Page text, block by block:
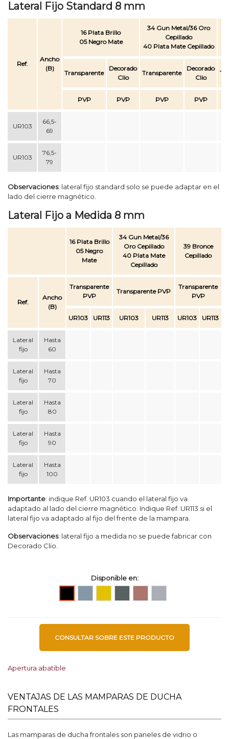
Lateral Fijo Standard 8 mm
Ref.
Ancho
(B)
16 Plata Brillo
05 Negro Mate
34 Gun Metal/36 Oro
Cepillado
40 Plata Mate Cepillado
Transparente
Decorado
Clio
Transparente
Decorado
Clio
PVP PVP PVP PVP
UR103
66,5-
69
UR103
76,5-
79
Observaciones: lateral fijo standard solo se puede adaptar en el
lado del cierre magnético.
Lateral Fijo a Medida 8 mm
16 Plata Brillo
05 Negro
Mate
34 Gun Metal/36
Oro Cepillado
40 Plata Mate
Cepillado
39 Bronce
Cepillado
Ref.
Ancho
(B)
Transparente
PVP
Transparente PVP
Transparente
PVP
UR103 UR113 UR103 UR113 UR103 UR113
Lateral
fijo
Hasta
60
Lateral
fijo
Hasta
70
Lateral
fijo
Hasta
80
Lateral
fijo
Hasta
90
Lateral
fijo
Hasta
100
Importante: indique Ref. UR103 cuando el lateral fijo va
adaptado al lado del cierre magnético. Indique Ref. UR113 si el
lateral fijo va adaptado al fijo del frente de la mampara.
Observaciones: lateral fijo a medida no se puede fabricar con
Decorado Clio.
Disponible en:
alto
cepillado
MetalCepillado
Mate
CONSULTAR SOBRE ESTE PRODUCTO
Apertura abatible
VENTAJAS DE LAS MAMPARAS DE DUCHA
FRONTALES
Las mamparas de ducha frontales son paneles de vidrio o